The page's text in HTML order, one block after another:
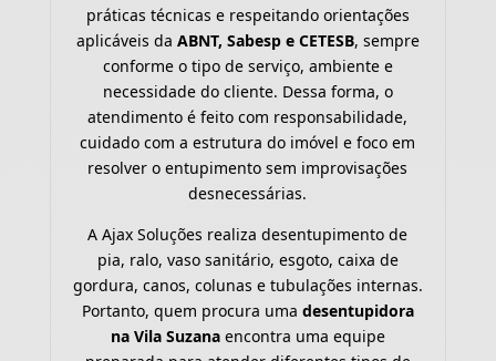
práticas técnicas e respeitando orientações
aplicáveis da ABNT, Sabesp e CETESB, sempre
conforme o tipo de serviço, ambiente e
necessidade do cliente. Dessa forma, o
atendimento é feito com responsabilidade,
cuidado com a estrutura do imóvel e foco em
resolver o entupimento sem improvisações
desnecessárias.
A Ajax Soluções realiza desentupimento de
pia, ralo, vaso sanitário, esgoto, caixa de
gordura, canos, colunas e tubulações internas.
Portanto, quem procura uma desentupidora
na Vila Suzanaencontra uma equipe